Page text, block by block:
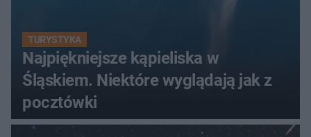
TURYSTYKA
Najpiękniejsze kąpieliska w
Śląskiem. Niektóre wyglądają jak z
pocztówki